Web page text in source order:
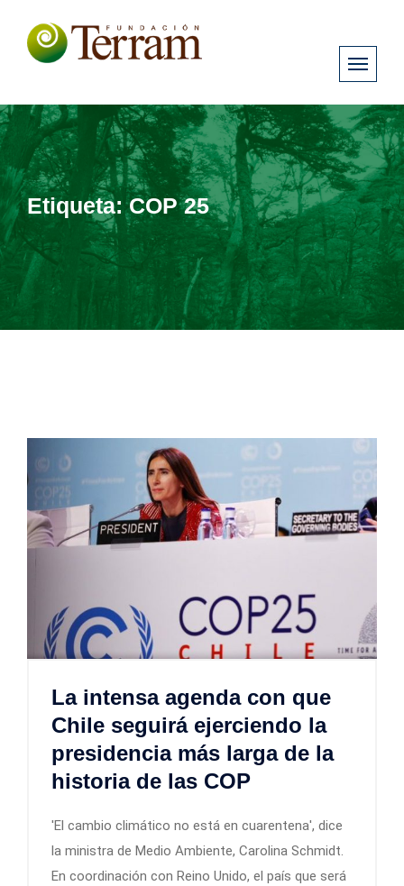
Etiqueta:COP 25
La intensa agenda con que
Chile seguirá ejerciendo la
presidencia más larga de la
historia de las COP
'El cambio climático no está en cuarentena', dice
la ministra de Medio Ambiente, Carolina Schmidt.
En coordinación con Reino Unido, el país que será